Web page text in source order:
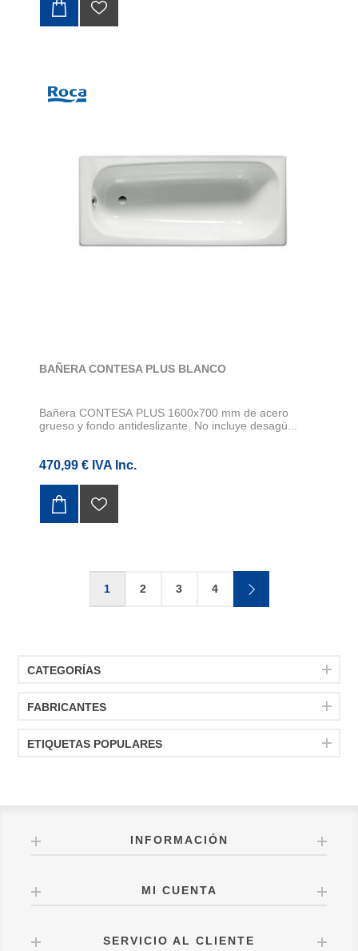
BAÑERA CONTESA PLUS BLANCO
Bañera CONTESA PLUS 1600x700 mm de acero
grueso y fondo antideslizante. No incluye desagü...
470,99 € IVA Inc.
1 2 3 4
CATEGORÍAS
FABRICANTES
ETIQUETAS POPULARES
INFORMACIÓN
MI CUENTA
SERVICIO AL CLIENTE